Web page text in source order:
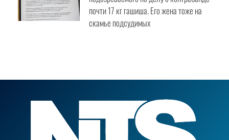
контрабанде почти 17 кг гашиша. Его
жена тоже на скамье подсудимых